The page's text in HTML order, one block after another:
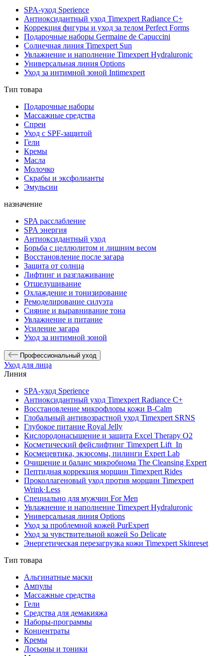
SPA-уход Sperience
Антиоксидантный уход Timexpert Radiance C+
Коррекция фигуры и уход за телом Perfect Forms
Подарочные наборы Germaine de Capuccini
Солнечная линия Timexpert Sun
Увлажнение и наполнение Timexpert Hydraluronic
Универсальная линия Options
Уход за интимной зоной Intimexpert
Тип товара
Подарочные наборы
Массажные средства
Спреи
Уход с SPF-защитой
Гели
Кремы
Масла
Молочко
Скрабы и эксфолианты
Эмульсии
назначение
SPA расслабление
SPA энергия
Антиоксидантный уход
Борьба с целлюлитом и лишним весом
Восстановление после загара
Защита от солнца
Лифтинг и разглаживание
Отшелушивание
Охлаждение и тонизирование
Ремоделирование силуэта
Сияние и выравнивание тона
Увлажнение и питание
Усиление загара
Уход за интимной зоной
Профессиональный уход
Уход для лица
Линия
SPA-уход Sperience
Антиоксидантный уход Timexpert Radiance C+
Восстановление микрофлоры кожи B-Calm
Глобальный антивозрастной уход Timexpert SRNS
Глубокое питание Royal Jelly
Кислородонасыщение и защита Excel Therapy O2
Косметический фейслифтинг Timexpert Lift_In
Космецевтика, экзосомы, пилинги Expert Lab
Очищение и баланс микробиома The Cleansing Expert
Пептидная коррекция морщин Timexpert Rides
Проколлагеновый уход против морщин Timexpert
Wrink·Less
Специально для мужчин For Men
Увлажнение и наполнение Timexpert Hydraluronic
Универсальная линия Options
Уход за проблемной кожей PurExpert
Уход за чувствительной кожей So Delicate
Энергетическая перезагрузка кожи Timexpert Skinreset
Тип товара
Альгинатные маски
Ампулы
Массажные средства
Гели
Средства для демакияжа
Наборы-программы
Концентраты
Кремы
Лосьоны и тоники